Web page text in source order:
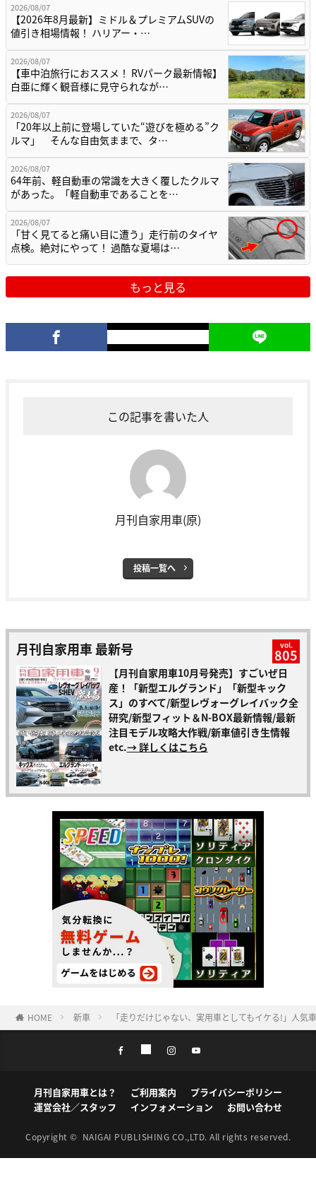
2026/08/07
【2026年8月最新】ミドル＆プレミアムSUVの
値引き相場情報！ ハリアー・…
2026/08/07
【車中泊旅行におススメ！ RVパーク最新情報】
白亜に輝く観音様に見守られなが…
2026/08/07
「20年以上前に登場していた“遊びを極める”ク
ルマ」 そんな自由気ままで、タ…
2026/08/07
64年前、軽自動車の常識を大きく覆したクルマ
があった。「軽自動車であることを…
2026/08/07
「甘く見てると痛い目に遭う」走行前のタイヤ
点検。絶対にやって！ 過酷な夏場は…
もっと見る
この記事を書いた人
月刊自家用車(原)
投稿一覧へ
月刊自家用車 最新号 vol.
805
【月刊自家用車10月号発売】すごいぜ日
産！「新型エルグランド」「新型キック
ス」のすべて/新型レヴォーグレイバック全
研究/新型フィット＆N-BOX最新情報/最新
注目モデル攻略大作戦/新車値引き生情報
etc.→ 詳しくはこちら
HOME 新車 「走りだけじゃない、実用車としてもイケる!」人
月刊自家用車とは？ ご利用案内
プライバシーポリシー
運営会社／スタッフ
インフォメーション お問い合わせ
Copyright © NAIGAI PUBLISHING CO.,LTD. All rights reserved.